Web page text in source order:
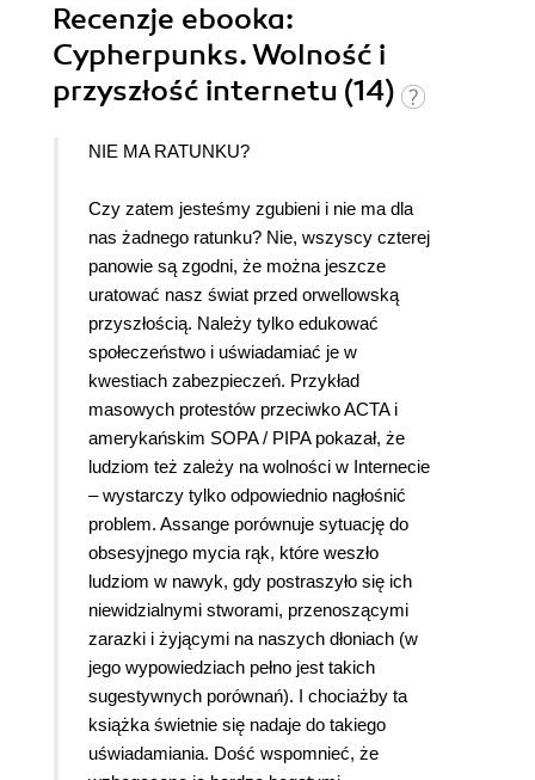
Recenzje ebooka:
Cypherpunks. Wolność i
przyszłość internetu (14)
NIE MA RATUNKU?
Czy zatem jesteśmy zgubieni i nie ma dla
nas żadnego ratunku? Nie, wszyscy czterej
panowie są zgodni, że można jeszcze
uratować nasz świat przed orwellowską
przyszłością. Należy tylko edukować
społeczeństwo i uświadamiać je w
kwestiach zabezpieczeń. Przykład
masowych protestów przeciwko ACTA i
amerykańskim SOPA / PIPA pokazał, że
ludziom też zależy na wolności w Internecie
– wystarczy tylko odpowiednio nagłośnić
problem. Assange porównuje sytuację do
obsesyjnego mycia rąk, które weszło
ludziom w nawyk, gdy postraszyło się ich
niewidzialnymi stworami, przenoszącymi
zarazki i żyjącymi na naszych dłoniach (w
jego wypowiedziach pełno jest takich
sugestywnych porównań). I chociażby ta
książka świetnie się nadaje do takiego
uświadamiania. Dość wspomnieć, że